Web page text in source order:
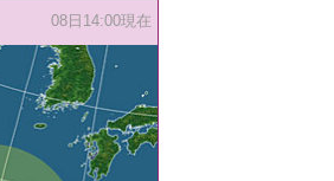
08日14:00現在